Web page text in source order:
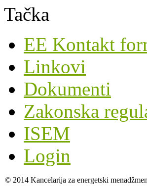
EE Kontakt
Linkovi
Dokumenti
Zakonska
ISEM
Login
© 2014 Kancelarija za energetski